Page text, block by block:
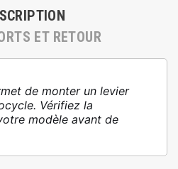
ET RETOUR
de monter un levier
Vérifiez la
modèle avant de